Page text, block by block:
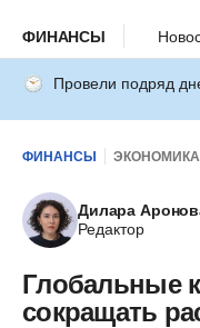
ФИНАНСЫ
Провели подряд
ФИНАНСЫ ЭКОНОМИКА
Дилара
Редактор
Глобальные
сокращать